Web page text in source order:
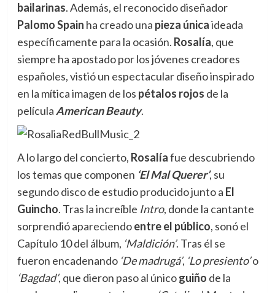
bailarinas. Además, el reconocido diseñador
Palomo Spain ha creado una pieza únicaideada
específicamente para la ocasión. Rosalía, que
siempre ha apostado por los jóvenes creadores
españoles, vistió un espectacular diseño inspirado
en la mítica imagen de los pétalos rojos de la
película American Beauty.
A lo largo del concierto, Rosalíafue descubriendo
los temas que componen ‘El Mal Querer’, su
segundo disco de estudio producido junto a El
Guincho. Tras la increíble Intro, donde la cantante
sorprendió apareciendoentre el público, sonó el
Capítulo 10 del álbum, ‘Maldición’. Tras él se
fueron encadenando ‘De madrugá’, ‘Lo presiento’o
‘Bagdad’, que dieron paso al únicoguiño de la